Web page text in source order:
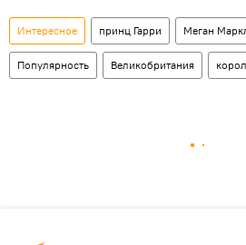
Интересное принц Гарри Меган
Популярность Великобритания